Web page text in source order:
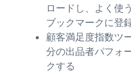
ロードし、よく使
ブックマークに登
顧客満足度指数ツ
分の出品者パフォ
クする